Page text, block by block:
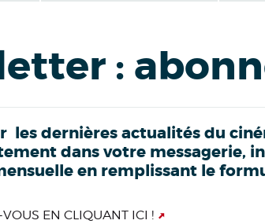
:
les dernières actualités du
dans votre messagerie,
en remplissant le
EN CLIQUANT ICI !